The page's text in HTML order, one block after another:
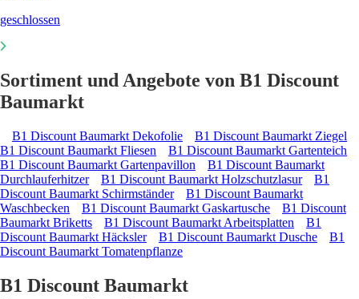
geschlossen
Sortiment und Angebote von B1 Discount
Baumarkt
B1 Discount Baumarkt Dekofolie
B1 Discount Baumarkt Ziegel
B1 Discount Baumarkt Fliesen
B1 Discount Baumarkt Gartenteich
B1 Discount Baumarkt Gartenpavillon
B1 Discount Baumarkt
Durchlauferhitzer
B1 Discount Baumarkt Holzschutzlasur
B1
Discount Baumarkt Schirmständer
B1 Discount Baumarkt
Waschbecken
B1 Discount Baumarkt Gaskartusche
B1 Discount
Baumarkt Briketts
B1 Discount Baumarkt Arbeitsplatten
B1
Discount Baumarkt Häcksler
B1 Discount Baumarkt Dusche
B1
Discount Baumarkt Tomatenpflanze
B1 Discount Baumarkt